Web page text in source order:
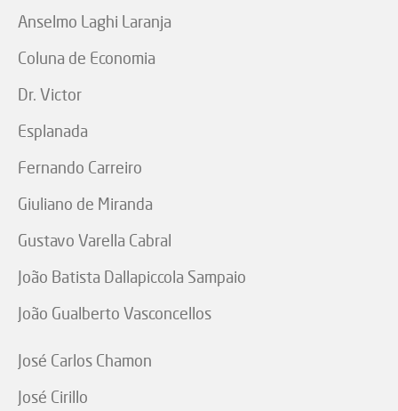
Anselmo Laghi Laranja
Coluna de Economia
Dr. Victor
Esplanada
Fernando Carreiro
Giuliano de Miranda
Gustavo Varella Cabral
João Batista Dallapiccola Sampaio
João Gualberto Vasconcellos
José Carlos Chamon
José Cirillo